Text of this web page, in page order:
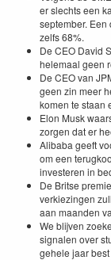
er slechts een
september.
zelfs 68%.
De CEO David
helemaal geen
De CEO van
geen zin meer
komen te staan
Elon Musk
zorgen dat er
Alibaba geeft
om een
investeren in
De Britse
verkiezingen
aan maanden
We blijven
signalen over
gehele jaar